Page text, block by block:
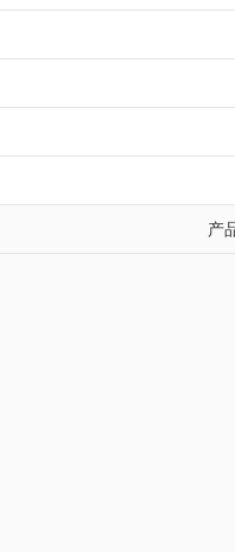
AbD Serotec
产